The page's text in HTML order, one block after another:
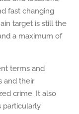
fast changing
target is still the
a maximum of
terms and
and their
crime. It also
particularly